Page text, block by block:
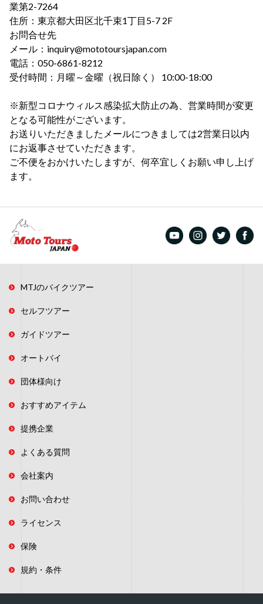
業第2-7264
住所：東京都大田区北千束1丁目5-7 2F
お問合せ先
メール： inquiry@mototoursjapan.com
電話：050-6861-8212
受付時間：月曜～金曜（祝日除く） 10:00-18:00
※新型コロナウィルス感染拡大防止の為、営業時間が変更
となる可能性がございます。
お送りいただきましたメールにつきましては2営業日以内
にお返事させていただきます。
ご不便をおかけいたしますが、何卒宜しくお願い申し上げ
ます。
MTJのバイクツアー
セルフツアー
ガイドツアー
オートバイ
団体様向け
おすすめアイテム
提携企業
よくある質問
会社案内
お問い合わせ
ライセンス
保険
規約・条件